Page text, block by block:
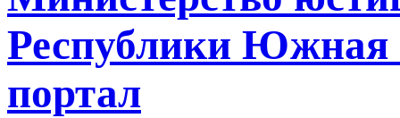
Республики
портал